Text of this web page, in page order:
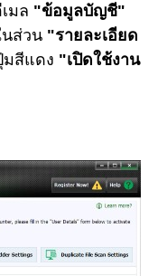
มล "ข้อมูลบัญชี"
นส่วน "รายละเอียด
สีแดง "เปิดใช้งาน